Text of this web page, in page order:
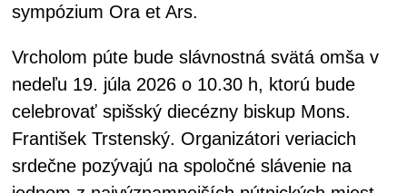
sympózium Ora et Ars.
Vrcholom púte bude slávnostná svätá omša v
nedeľu 19. júla 2026 o 10.30 h, ktorú bude
celebrovať spišský diecézny biskup Mons.
František Trstenský. Organizátori veriacich
srdečne pozývajú na spoločné slávenie na